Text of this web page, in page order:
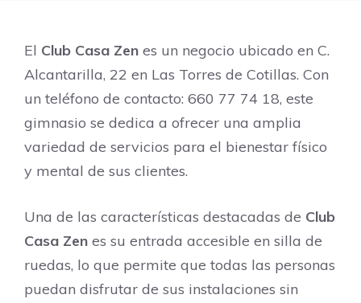
El Club Casa Zen es un negocio ubicado en C.
Alcantarilla, 22 en Las Torres de Cotillas. Con
un teléfono de contacto: 660 77 74 18, este
gimnasio se dedica a ofrecer una amplia
variedad de servicios para el bienestar físico
y mental de sus clientes.
Una de las características destacadas de Club
Casa Zen es su entrada accesible en silla de
ruedas, lo que permite que todas las personas
puedan disfrutar de sus instalaciones sin